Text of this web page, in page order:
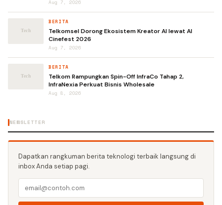
Aug 7, 2026
BERITA
Telkomsel Dorong Ekosistem Kreator AI lewat AI
Cinefest 2026
Aug 7, 2026
BERITA
Telkom Rampungkan Spin-Off InfraCo Tahap 2,
InfraNexia Perkuat Bisnis Wholesale
Aug 8, 2026
NEWSLETTER
Dapatkan rangkuman berita teknologi terbaik langsung di
inbox Anda setiap pagi.